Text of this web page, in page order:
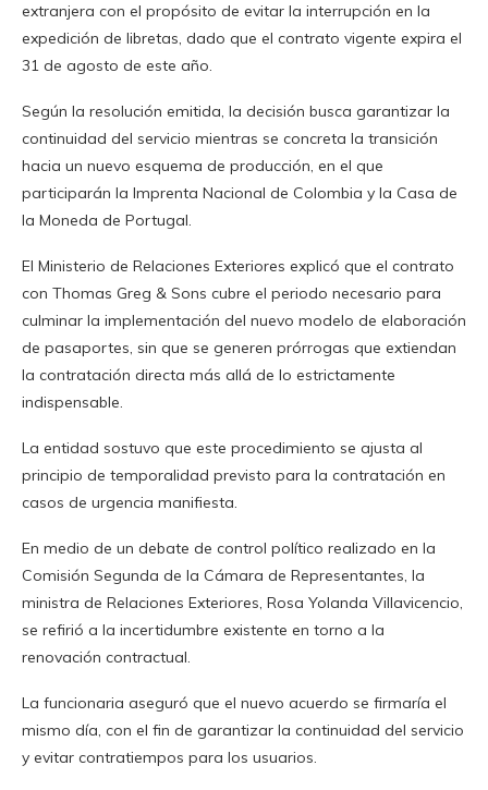
extranjera con el propósito de evitar la interrupción en la
expedición de libretas, dado que el contrato vigente expira el
31 de agosto de este año.
Según la resolución emitida, la decisión busca garantizar la
continuidad del servicio mientras se concreta la transición
hacia un nuevo esquema de producción, en el que
participarán la Imprenta Nacional de Colombia y la Casa de
la Moneda de Portugal.
El Ministerio de Relaciones Exteriores explicó que el contrato
con Thomas Greg & Sons cubre el periodo necesario para
culminar la implementación del nuevo modelo de elaboración
de pasaportes, sin que se generen prórrogas que extiendan
la contratación directa más allá de lo estrictamente
indispensable.
La entidad sostuvo que este procedimiento se ajusta al
principio de temporalidad previsto para la contratación en
casos de urgencia manifiesta.
En medio de un debate de control político realizado en la
Comisión Segunda de la Cámara de Representantes, la
ministra de Relaciones Exteriores, Rosa Yolanda Villavicencio,
se refirió a la incertidumbre existente en torno a la
renovación contractual.
La funcionaria aseguró que el nuevo acuerdo se firmaría el
mismo día, con el fin de garantizar la continuidad del servicio
y evitar contratiempos para los usuarios.